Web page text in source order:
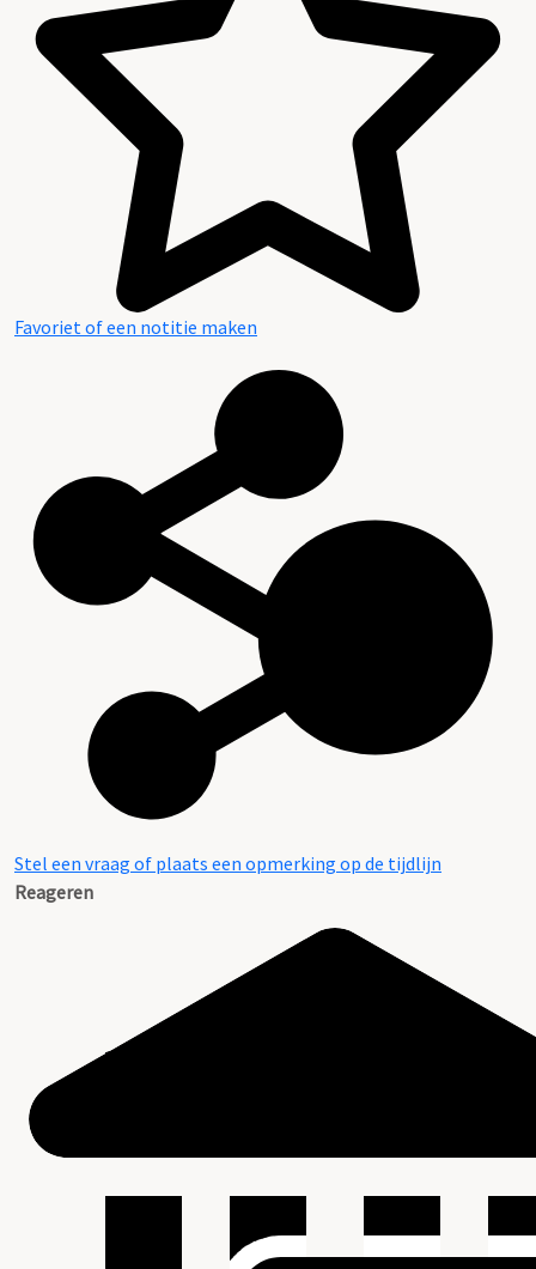
Favoriet of een notitie maken
Stel een vraag of plaats een opmerking op de tijdlijn
Reageren